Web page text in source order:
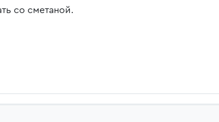
со сметаной.